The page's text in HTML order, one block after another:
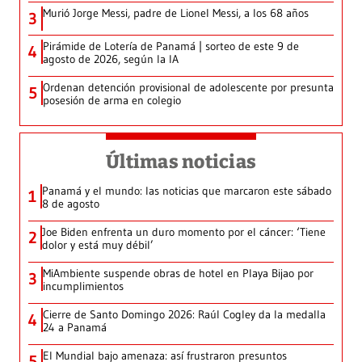
3 Murió Jorge Messi, padre de Lionel Messi, a los 68 años
4 Pirámide de Lotería de Panamá | sorteo de este 9 de
agosto de 2026, según la IA
5 Ordenan detención provisional de adolescente por presunta
posesión de arma en colegio
Últimas noticias
1 Panamá y el mundo: las noticias que marcaron este sábado
8 de agosto
2 Joe Biden enfrenta un duro momento por el cáncer: ‘Tiene
dolor y está muy débil’
3 MiAmbiente suspende obras de hotel en Playa Bijao por
incumplimientos
4 Cierre de Santo Domingo 2026: Raúl Cogley da la medalla
24 a Panamá
El Mundial bajo amenaza: así frustraron presuntos